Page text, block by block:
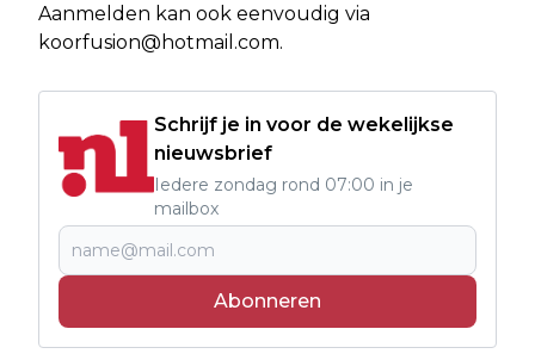
Aanmelden kan ook eenvoudig via
koorfusion@hotmail.com.
Schrijf je in voor de wekelijkse
nieuwsbrief
Iedere zondag rond 07:00 in je
mailbox
Abonneren